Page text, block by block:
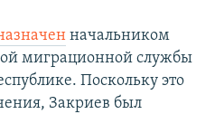
начальником
миграционной службы
Поскольку это
Закриев был